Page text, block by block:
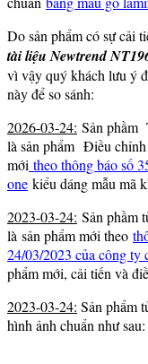
Do sản phẩm có sự cải
tài liệu Newtrend
vì vậy quý khách lưu ý
này để so sánh:
2026-03-24: Sản phầm
là sản phẩm Điều chỉnh
mới theo thông báo số
one kiểu dáng mẫu mã
2023-03-24: Sản phầm
là sản phẩm mới theo
24/03/2023 của công ty
phẩm mới, cải tiến và
2023-03-24: Sản phẩm
hình ảnh chuẩn như sau: